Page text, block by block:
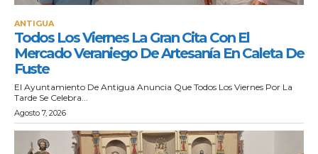
ANTIGUA
Todos Los Viernes La Gran Cita Con El
Mercado Veraniego De Artesanía En Caleta De
Fuste
El Ayuntamiento De Antigua Anuncia Que Todos Los Viernes Por La
Tarde Se Celebra...
Agosto 7, 2026